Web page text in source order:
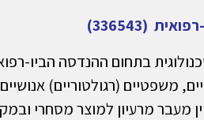
(336543)
בתחום ההנדסה הביו-
משפטיים (רגולטוריים)
מעבר מרעיון למוצר מסחרי